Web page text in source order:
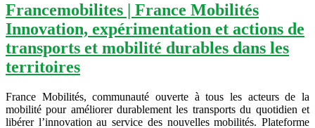
Fran­cemobilites | France Mobilités
Innovation, expérimen­ta­tion et actions de
transports et mobilité durables dans les
territoires
France Mobilités, communauté ouverte à tous les acteurs de la
mobilité pour améliorer durablement les transports du quotidien et
libérer l’innovation au service des nouvelles mobilités. Plateforme